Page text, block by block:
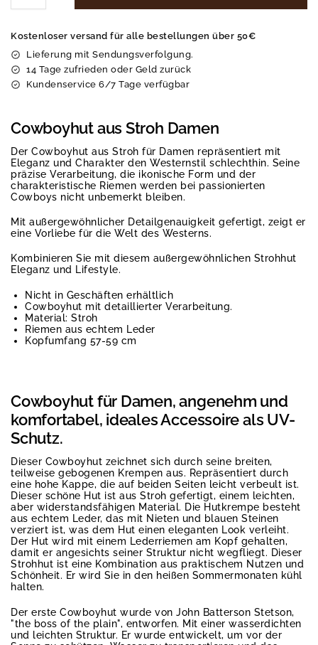
Kostenloser versand für alle bestellungen über 50€
Lieferung mit Sendungsverfolgung.
14 Tage zufrieden oder Geld zurück
Kundenservice 6/7 Tage verfügbar
Cowboyhut aus Stroh Damen
Der Cowboyhut aus Stroh für Damen repräsentiert mit
Eleganz und Charakter den Westernstil schlechthin. Seine
präzise Verarbeitung, die ikonische Form und der
charakteristische Riemen werden bei passionierten
Cowboys nicht unbemerkt bleiben.
Mit außergewöhnlicher Detailgenauigkeit gefertigt, zeigt er
eine Vorliebe für die Welt des Westerns.
Kombinieren Sie mit diesem außergewöhnlichen Strohhut
Eleganz und Lifestyle.
Nicht in Geschäften erhältlich
Cowboyhut mit detaillierter Verarbeitung.
Material: Stroh
Riemen aus echtem Leder
Kopfumfang 57-59 cm
Cowboyhut für Damen, angenehm und
komfortabel, ideales Accessoire als UV-
Schutz.
Dieser Cowboyhut zeichnet sich durch seine breiten,
teilweise gebogenen Krempen aus. Repräsentiert durch
eine hohe Kappe, die auf beiden Seiten leicht verbeult ist.
Dieser schöne Hut ist aus Stroh gefertigt, einem leichten,
aber widerstandsfähigen Material. Die Hutkrempe besteht
aus echtem Leder, das mit Nieten und blauen Steinen
verziert ist, was dem Hut einen eleganten Look verleiht.
Der Hut wird mit einem Lederriemen am Kopf gehalten,
damit er angesichts seiner Struktur nicht wegfliegt. Dieser
Strohhut ist eine Kombination aus praktischem Nutzen und
Schönheit. Er wird Sie in den heißen Sommermonaten kühl
halten.
Der erste Cowboyhut wurde von John Batterson Stetson,
"the boss of the plain", entworfen. Mit einer wasserdichten
und leichten Struktur. Er wurde entwickelt, um vor der